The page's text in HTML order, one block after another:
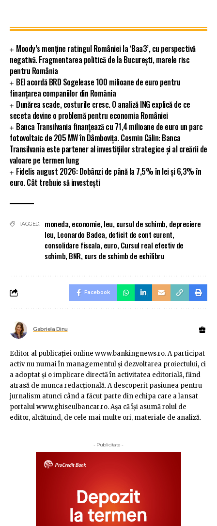
Moody’s menține ratingul României la ‘Baa3’, cu perspectivă
negativă. Fragmentarea politică de la București, marele risc
pentru România
BEI acordă BRD Sogelease 100 milioane de euro pentru
finanțarea companiilor din România
Dunărea scade, costurile cresc. O analiză ING explică de ce
seceta devine o problemă pentru economia României
Banca Transilvania finanțează cu 71,4 milioane de euro un parc
fotovoltaic de 205 MW în Dâmbovița. Cosmin Călin: Banca
Transilvania este partener al investițiilor strategice și al creării de
valoare pe termen lung
Fidelis august 2026: Dobânzi de până la 7,5% în lei și 6,3% în
euro. Cât trebuie să investești
TAGGED: moneda, economie, leu, cursul de schimb, depreciere
leu, Leonardo Badea, deficit de cont curent,
consolidare fiscala, euro, Cursul real efectiv de
schimb, BNR, curs de schimb de echilibru
Facebook
Gabriela Dinu
Editor al publicaţiei online www.bankingnews.ro. A participat
activ nu numai în managementul şi dezvoltarea proiectului, ci
a adoptat şi o implicare directă în activitatea editorială, fiind
atrasă de munca redacţională. A descoperit pasiunea pentru
jurnalism atunci când a făcut parte din echipa care a lansat
portalul www.ghiseulbancar.ro. Așa că îşi asumă rolul de
editor, alcătuind, de cele mai multe ori, materiale de analiză.
- Publicitate -